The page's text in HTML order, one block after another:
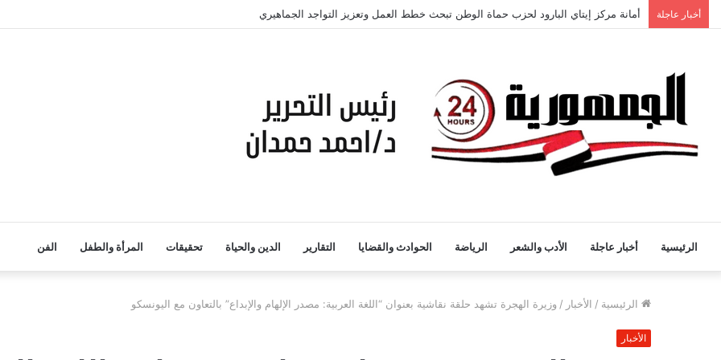
أخبار عاجلة
تموين بورسعيد يواصل ضبط الأسواق: تحفظ على لحوم فاسدة وتحرير محاضر
الرئيسية أخبار عاجلة الأدب والشعر الرياضة الحوادث والقضايا التقارير الدين والحياة تحقيقات المرأة والطفل الفن
الرئيسية / الأخبار / وزيرة الهجرة تشهد حلقة نقاشية بعنوان “اللغة العربية: مصدر الإلهام والإبداع” بالتعاون مع اليونسكو
الأخبار